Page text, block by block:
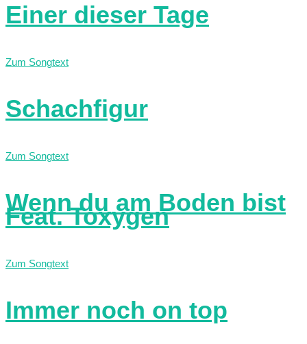
Einer dieser Tage
Zum Songtext
Schachfigur
Zum Songtext
Wenn du am Boden bist
Feat. Toxygen
Zum Songtext
Immer noch on top